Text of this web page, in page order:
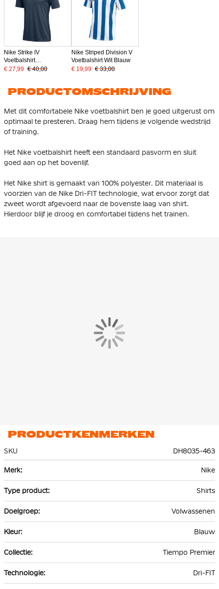
Nike Strike IV
Voetbalshirt
Donkerblauw Wit
€ 27,99 € 40,00
Nike Striped Division V
Voetbalshirt Wit Blauw
€ 19,99 € 33,00
PRODUCTOMSCHRIJVING
Met dit comfortabele Nike voetbalshirt ben je goed uitgerust om
optimaal te presteren. Draag hem tijdens je volgende wedstrijd
of training.
Het Nike voetbalshirt heeft een standaard pasvorm en sluit
goed aan op het bovenlijf.
Het Nike shirt is gemaakt van 100% polyester. Dit materiaal is
voorzien van de Nike Dri-FIT technologie, wat ervoor zorgt dat
zweet wordt afgevoerd naar de bovenste laag van shirt.
Hierdoor blijf je droog en comfortabel tijdens het trainen.
PRODUCTKENMERKEN
SKU
DH8035-463
informatie
Nike
Shirts
Volwassenen
Blauw
Tiempo Premier
Dri-FIT